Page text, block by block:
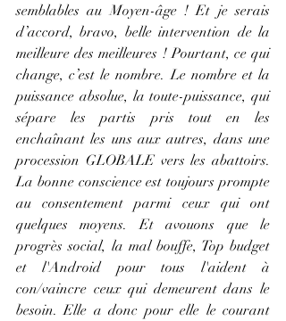
semblables au Moyen-âge ! Et je serais
d’accord, bravo, belle intervention de la
meilleure des meilleures ! Pourtant, ce qui
change, c’est le nombre. Le nombre et la
puissance absolue, la toute-puissance, qui
sépare les partis pris tout en les
enchaînant les uns aux autres, dans une
procession GLOBALE vers les abattoirs.
La bonne conscience est toujours prompte
au consentement parmi ceux qui ont
quelques moyens. Et avouons que le
progrès social, la mal bouffe, Top budget
et l'Android pour tous l'aident à
con/vaincre ceux qui demeurent dans le
besoin. Elle a donc pour elle le courant